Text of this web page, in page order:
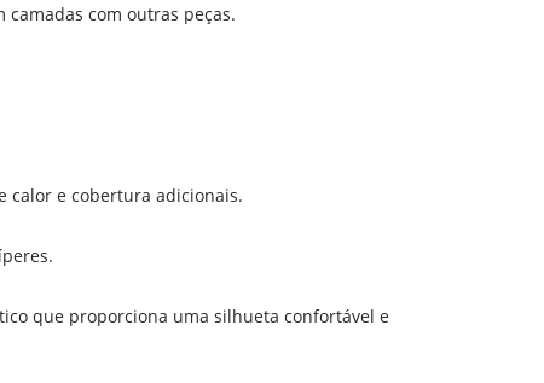
com outras peças.
calor e cobertura adicionais.
que proporciona uma silhueta confortável e